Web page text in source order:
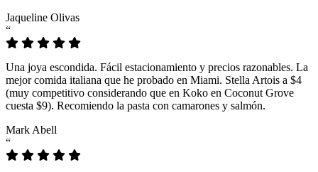
Jaqueline Olivas
“
Una joya escondida. Fácil estacionamiento y precios razonables. La
mejor comida italiana que he probado en Miami. Stella Artois a $4
(muy competitivo considerando que en Koko en Coconut Grove
cuesta $9). Recomiendo la pasta con camarones y salmón.
Mark Abell
“